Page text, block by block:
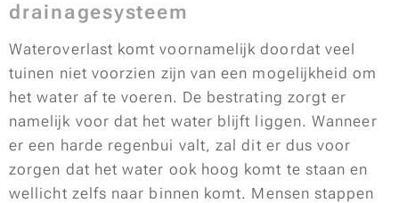
drainagesysteem
Wateroverlast komt voornamelijk doordat veel
tuinen niet voorzien zijn van een mogelijkheid om
het water af te voeren. De bestrating zorgt er
namelijk voor dat het water blijft liggen. Wanneer
er een harde regenbui valt, zal dit er dus voor
zorgen dat het water ook hoog komt te staan en
wellicht zelfs naar binnen komt. Mensen stappen